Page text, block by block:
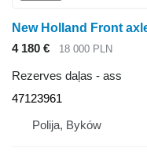
4 180 € 18 000 PLN
Rezerves daļas - ass
47123961
Polija, Byków